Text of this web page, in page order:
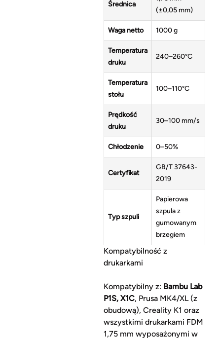
Średnica
(±0,05 mm)
Waga netto 1000 g
Temperatura
druku
240–260°C
Temperatura
stołu
100–110°C
Prędkość
druku
30–100 mm/s
Chłodzenie 0–50%
Certyfikat
GB/T 37643-
2019
Typ szpuli
Papierowa
szpula z
gumowanym
brzegiem
Kompatybilność z
drukarkami
Kompatybilny z: Bambu Lab
P1S, X1C, Prusa MK4/XL (z
obudową), Creality K1 oraz
wszystkimi drukarkami FDM
1,75 mm wyposażonymi w